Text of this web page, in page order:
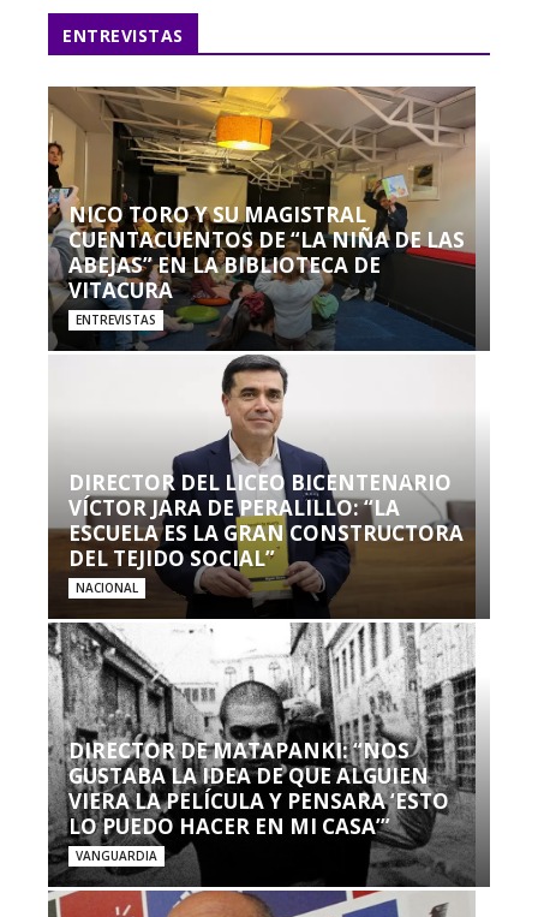
ENTREVISTAS
NICO TORO Y SU MAGISTRAL
CUENTACUENTOS DE “LA NIÑA DE LAS
ABEJAS” EN LA BIBLIOTECA DE
VITACURA
ENTREVISTAS
DIRECTOR DEL LICEO BICENTENARIO
VÍCTOR JARA DE PERALILLO: “LA
ESCUELA ES LA GRAN CONSTRUCTORA
DEL TEJIDO SOCIAL”
NACIONAL
DIRECTOR DE MATAPANKI: “NOS
GUSTABA LA IDEA DE QUE ALGUIEN
VIERA LA PELÍCULA Y PENSARA ‘ESTO
LO PUEDO HACER EN MI CASA’”
VANGUARDIA